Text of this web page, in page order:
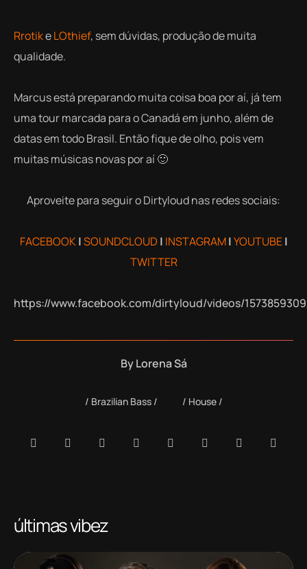
RrotikeLOthief, sem dúvidas, produção de muita
qualidade.
Marcus está preparando muita coisa boa por aí, já tem
uma tour marcada para o Canadá em junho, além de
datas em todo Brasil. Então fique de olho, pois vem
muitas músicas novas por aí 🙂
Aproveite para seguir o Dirtyloud nas redes sociais:
FACEBOOK|SOUNDCLOUD | INSTAGRAM|YOUTUBE|
TWITTER
https://www.facebook.com/dirtyloud/videos/
ByLorena Sá
Brazilian Bass House
últimas vibez